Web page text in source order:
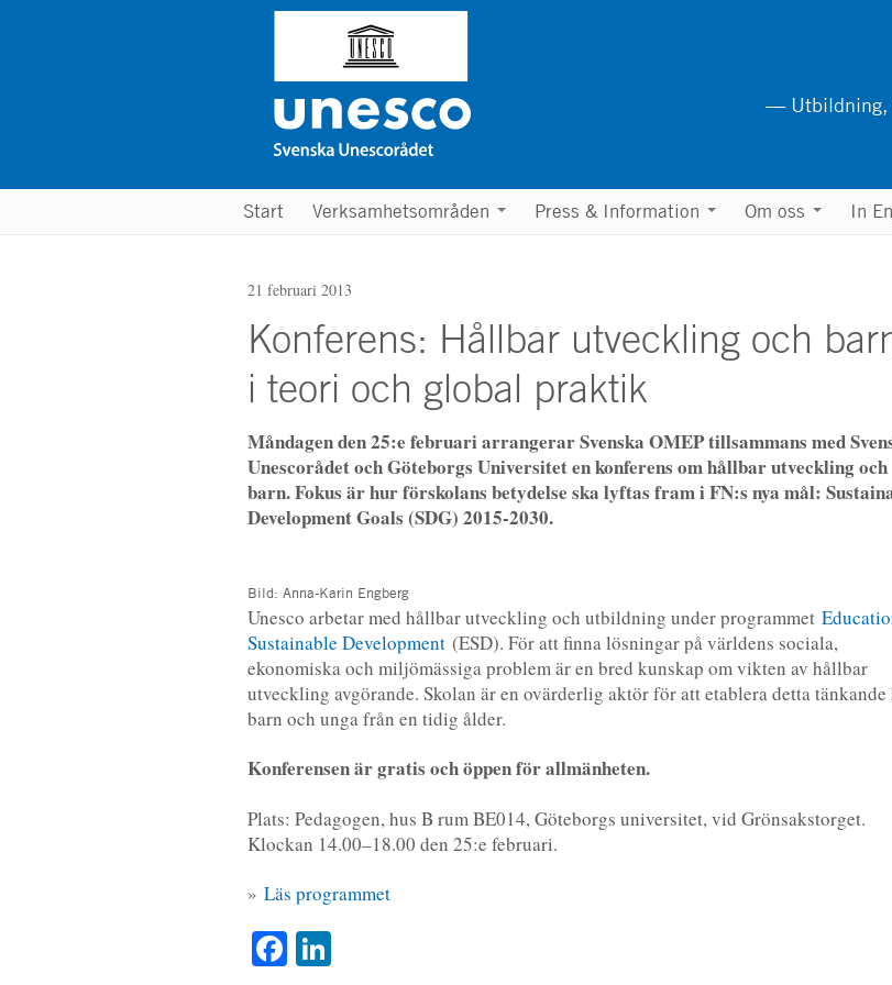
— Utbildning,
Start Verksamhetsområden Press & Information Om oss In
21 februari 2013
Konferens: Hållbar utveckling och
i teori och global praktik
Måndagen den 25:e februari arrangerar Svenska OMEP tillsammans med
Unescorådet och Göteborgs Universitet en konferens om hållbar utveckling och
barn. Fokus är hur förskolans betydelse ska lyftas fram i FN:s nya mål:
Development Goals (SDG) 2015-2030.
Bild: Anna-Karin Engberg
Unesco arbetar med hållbar utveckling och utbildning under programmet
Sustainable Development(ESD). För att finna lösningar på världens sociala,
ekonomiska och miljömässiga problem är en bred kunskap om vikten av hållbar
utveckling avgörande. Skolan är en ovärderlig aktör för att etablera detta tänkande
barn och unga från en tidig ålder.
Konferensen är gratis och öppen för allmänheten.
Plats: Pedagogen, hus B rum BE014, Göteborgs universitet, vid Grönsakstorget.
Klockan 14.00–18.00 den 25:e februari.
»Läs programmet
Facebook